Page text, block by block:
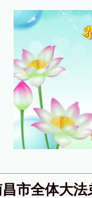
市全体大